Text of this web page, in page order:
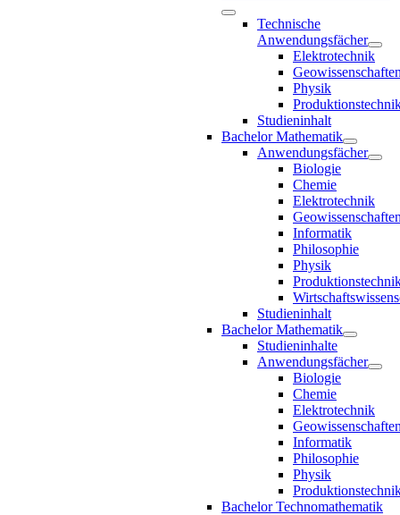
Technische
Anwendungsfächer
Elektrotechnik
Physik
Studieninhalt
Bachelor Mathematik
Anwendungsfächer
Biologie
Chemie
Elektrotechnik
Informatik
Philosophie
Physik
Studieninhalt
Bachelor Mathematik
Studieninhalte
Anwendungsfächer
Biologie
Chemie
Elektrotechnik
Informatik
Philosophie
Physik
Bachelor Technomathematik